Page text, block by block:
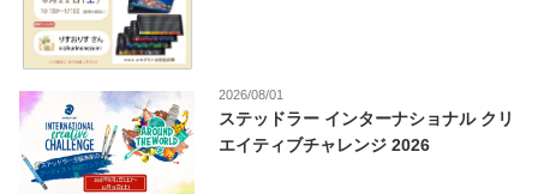
2026/08/01
ステッドラー インターナショナル クリ
エイティブチャレンジ 2026